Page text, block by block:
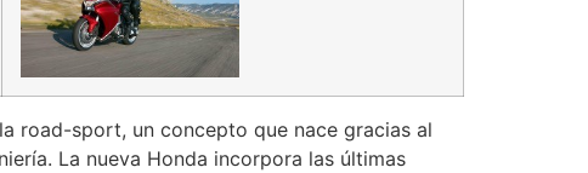
road-sport, un concepto que nace gracias al
La nueva Honda incorpora las últimas